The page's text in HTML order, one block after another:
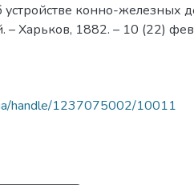
конно-железных
Харьков, 1882. – 10 (22)
handle/1237075002/10011